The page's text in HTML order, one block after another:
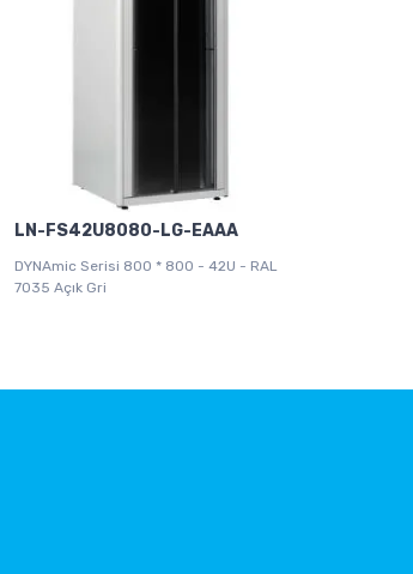
LN-FS42U8080-LG-EAAA
DYNAmic Serisi 800 * 800 - 42U - RAL
7035 Açık Gri